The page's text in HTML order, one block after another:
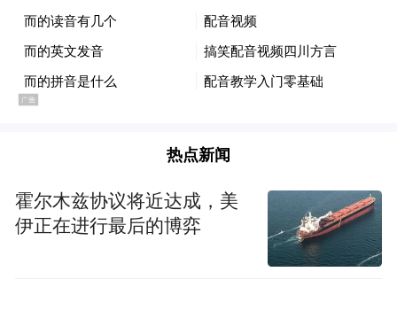
哪怕以最慢的速度去生长，也不会去终结
它。作为一个文学的平台，可以存在十年，
对文学的环境或许也起到过微小的影响和帮
助，这也让她有了一种满足感。十年过去，
候一样真诚坦率地去面对文学？这需要不断
地调整自己，使自己重新靠近那颗特别炽热
的初心。因为现在有很多诱惑，年轻人喜欢
文学需要的决心和毅力要更大，但很欣慰他
热点新闻
霍尔木兹协议将近达成，美
伊正在进行最后的博弈